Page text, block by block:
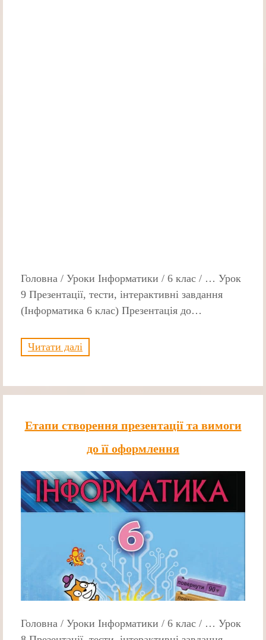
Головна / Уроки Інформатики / 6 клас / … Урок
9 Презентації, тести, інтерактивні завдання
(Інформатика 6 клас) Презентація до…
Читати далі
Етапи створення презентації та вимоги
до її оформлення
Головна / Уроки Інформатики / 6 клас / … Урок